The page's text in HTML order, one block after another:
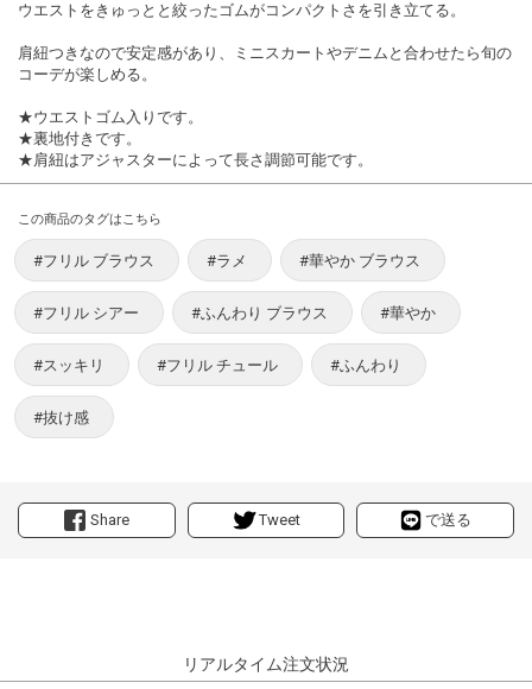
Share Tweet で送る
ウエストをきゅっとと絞ったゴムがコンパクトさを引き立てる。
肩紐つきなので安定感があり、ミニスカートやデニムと合わせたら旬の
コーデが楽しめる。
★ウエストゴム入りです。
★裏地付きです。
★肩紐はアジャスターによって長さ調節可能です。
この商品のタグはこちら
#フリル ブラウス #ラメ #華やか ブラウス
#フリル シアー #ふんわり ブラウス #華やか
#スッキリ #フリル チュール #ふんわり
#抜け感
リアルタイム注文状況